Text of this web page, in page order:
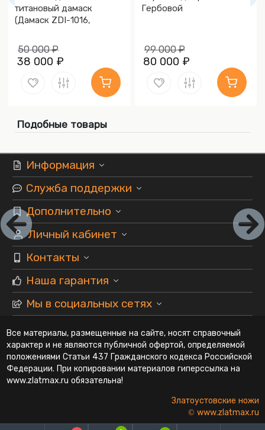
титановый дамаск
(Дамаск ZDI-1016,
50 000 ₽
38 000 ₽
Гербовой
99 000 ₽
80 000 ₽
Подобные товары
Информация
Служба поддержки
Дополнительно
Личный кабинет
Контакты
Наша гарантия
Мы в социальных сетях
Все материалы, размещенные на сайте, носят справочный
характер и не являются публичной офертой, определяемой
положениями Статьи 437 Гражданского кодекса Российской
Федерации. При копировании материалов гиперссылка на
www.zlatmax.ru обязательна!
Златоустовские ножи
© www.zlatmax.ru